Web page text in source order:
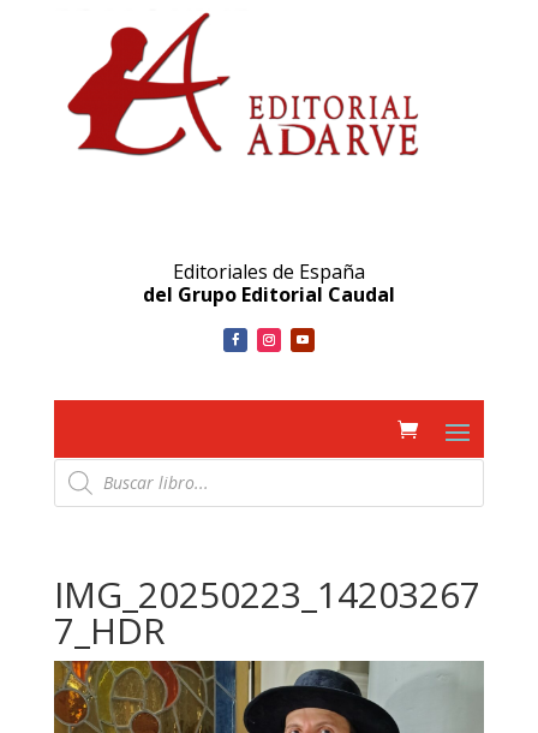
Editoriales de España
del Grupo Editorial Caudal
Búsqueda
de
productos
IMG_20250223_14203267
7_HDR